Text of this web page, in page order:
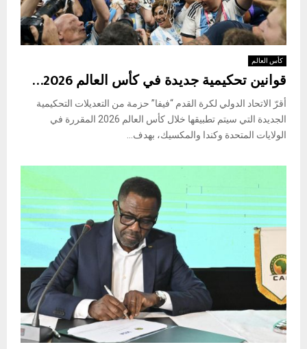
كأس العالم
قوانين تحكيمية جديدة في كأس العالم 2026…
أقرّ الاتحاد الدولي لكرة القدم “فيفا” حزمة من التعديلات التحكيمية
الجديدة التي سيتم تطبيقها خلال كأس العالم 2026 المقررة في
الولايات المتحدة وكندا والمكسيك، بهدف...